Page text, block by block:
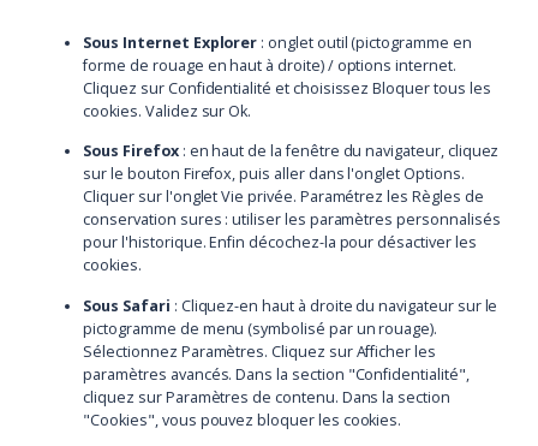
Sous Internet Explorer : onglet outil (pictogramme en
forme de rouage en haut à droite) / options internet.
Cliquez sur Confidentialité et choisissez Bloquer tous les
cookies. Validez sur Ok.
Sous Firefox: en haut de la fenêtre du navigateur, cliquez
sur le bouton Firefox, puis aller dans l'onglet Options.
Cliquer sur l'onglet Vie privée. Paramétrez les Règles de
conservation sures : utiliser les paramètres personnalisés
pour l'historique. Enfin décochez-la pour désactiver les
cookies.
Sous Safari : Cliquez-en haut à droite du navigateur sur le
pictogramme de menu (symbolisé par un rouage).
Sélectionnez Paramètres. Cliquez sur Afficher les
paramètres avancés. Dans la section "Confidentialité",
cliquez sur Paramètres de contenu. Dans la section
"Cookies", vous pouvez bloquer les cookies.